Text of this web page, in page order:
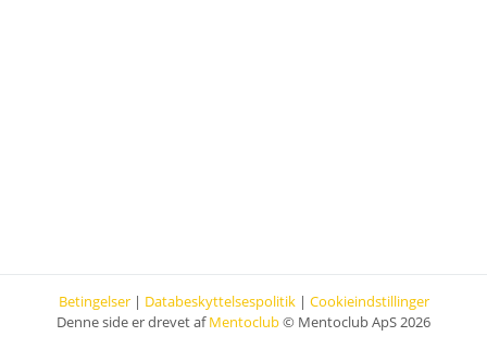
Betingelser | Databeskyttelsespolitik | Cookieindstillinger
Denne side er drevet afMentoclub© Mentoclub ApS 2026